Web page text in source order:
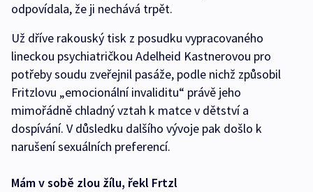
odpovídala, že ji nechává trpět.
Už dříve rakouský tisk z posudku vypracovaného
lineckou psychiatričkou Adelheid Kastnerovou pro
potřeby soudu zveřejnil pasáže, podle nichž způsobil
Fritzlovu „emocionální invaliditu“ právě jeho
mimořádně chladný vztah k matce v dětství a
dospívání. V důsledku dalšího vývoje pak došlo k
narušení sexuálních preferencí.
Mám v sobě zlou žílu, řekl Frtzl